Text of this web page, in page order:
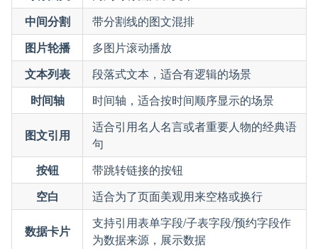
中间分割
带分割线的图文混排
图片轮播
多图片滚动播放
文本列表
段落式文本，适合有逻辑的场景
时间轴
时间轴，适合按时间顺序显示的场景
图文引用
适合引用名人名言或者重要人物的经典语
句
按钮
带跳转链接的按钮
空白
适合为了页面美观用来空格或换行
数据卡片
支持引用表单字段/子表字段/预约字段作
为数据来源，展示数据